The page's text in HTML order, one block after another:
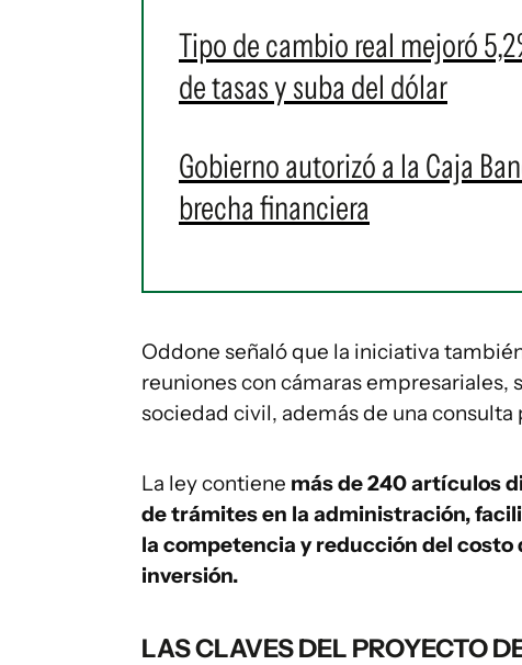
Tipo de cambio real mejoró
de tasas y suba del dólar
Gobierno autorizó a la Caja
brecha financiera
Oddone señaló que la iniciativa
reuniones con cámaras empresariales,
sociedad civil, además de una
La ley contiene más de 240 artículos
de trámites en la administración,
la competencia y reducción del costo
inversión.
LAS CLAVES DEL PROYECTO